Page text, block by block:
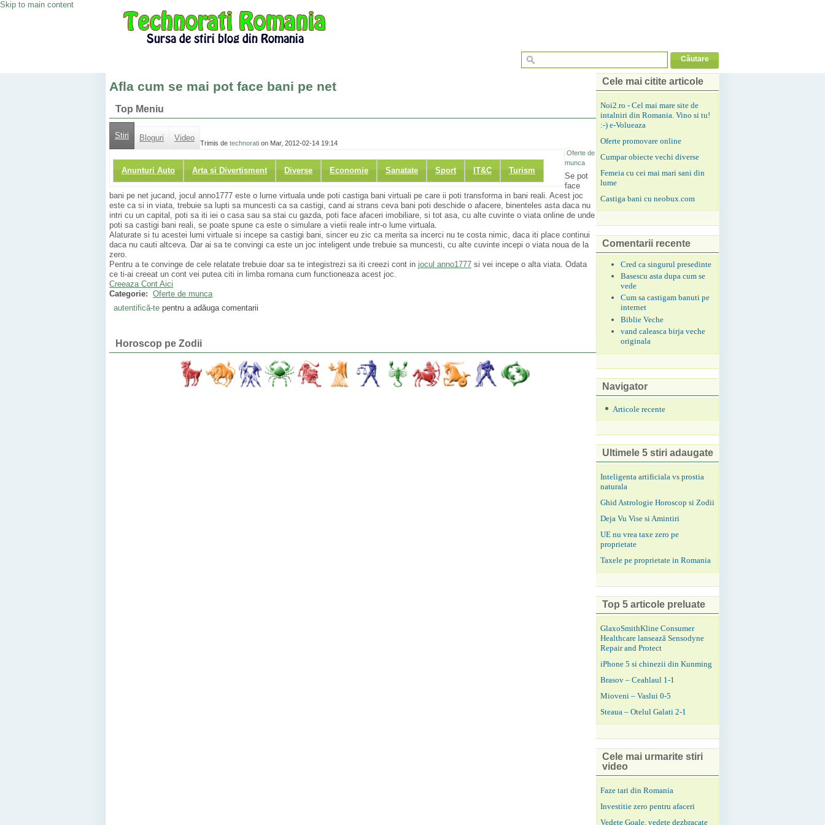
Skip to main content
Afla cum se mai pot face bani pe net
Top Meniu
Stiri Bloguri Video
Anunturi Auto Arta si Divertisment Diverse Economie Sanatate Sport IT&C Turism
Trimis de technorati on Mar, 2012-02-14 19:14
Oferte de
munca
Se pot
face
bani pe net jucand, jocul anno1777 este o lume virtuala unde poti castiga bani virtuali pe care ii poti transforma in bani reali. Acest joc
este ca si in viata, trebuie sa lupti sa muncesti ca sa castigi, cand ai strans ceva bani poti deschide o afacere, binenteles asta daca nu
intri cu un capital, poti sa iti iei o casa sau sa stai cu gazda, poti face afaceri imobiliare, si tot asa, cu alte cuvinte o viata online de unde
poti sa castigi bani reali, se poate spune ca este o simulare a vietii reale intr-o lume virtuala.
Alaturate si tu acestei lumi virtuale si incepe sa castigi bani, sincer eu zic ca merita sa incerci nu te costa nimic, daca iti place continui
daca nu cauti altceva. Dar ai sa te convingi ca este un joc inteligent unde trebuie sa muncesti, cu alte cuvinte incepi o viata noua de la
zero.
Pentru a te convinge de cele relatate trebuie doar sa te integistrezi sa iti creezi cont in jocul anno1777 si vei incepe o alta viata. Odata
ce ti-ai creeat un cont vei putea citi in limba romana cum functioneaza acest joc.
Creeaza Cont Aici
Categorie: Oferte de munca
autentifică-tepentru a adăuga comentarii
Horoscop pe Zodii
Cele mai citite articole
Noi2.ro - Cel mai mare site de
intalniri din Romania. Vino si tu!
:-) e-Volueaza
Oferte promovare online
Cumpar obiecte vechi diverse
Femeia cu cei mai mari sani din
lume
Castiga bani cu neobux.com
Comentarii recente
Cred ca singurul presedinte
Basescu asta dupa cum se
vede
Cum sa castigam banuti pe
internet
Biblie Veche
vand caleasca birja veche
originala
Navigator
Articole recente
Ultimele 5 stiri adaugate
Inteligenta artificiala vs prostia
naturala
Ghid Astrologie Horoscop si Zodii
Deja Vu Vise si Amintiri
UE nu vrea taxe zero pe
proprietate
Taxele pe proprietate in Romania
Top 5 articole preluate
GlaxoSmithKline Consumer
Healthcare lansează Sensodyne
Repair and Protect
iPhone 5 si chinezii din Kunming
Brasov – Ceahlaul 1-1
Mioveni – Vaslui 0-5
Steaua – Otelul Galati 2-1
Cele mai urmarite stiri
video
Faze tari din Romania
Investitie zero pentru afaceri
Vedete Goale, vedete dezbracate